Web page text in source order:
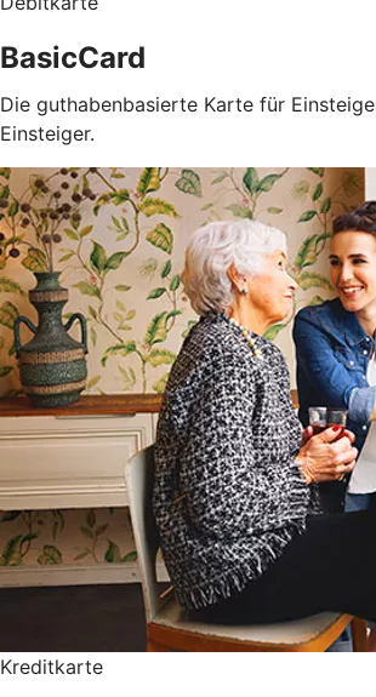
BasicCard
Die guthabenbasierte Karte für
Einsteiger.
Kreditkarte